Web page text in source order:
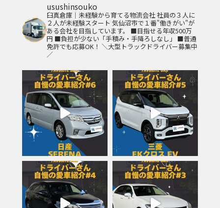
usushinsouko
臼真倉庫｜未経験から育てる物流会社社員の３人に
２人が未経験スタート 気仙沼市で１番"働きがい"が
ある会社を目指しています。
■目指せる年収500万
円 ■負担が少ない「手積み・手降ろしなし」
■普通
免許でも応募OK！ ＼大型トラックドライバー募集中
／